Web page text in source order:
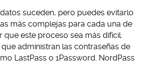
suceden, pero puedes evitarlo
más complejas para cada una de
que este proceso sea más difícil.
administran las contraseñas de
LastPass o 1Password. NordPass